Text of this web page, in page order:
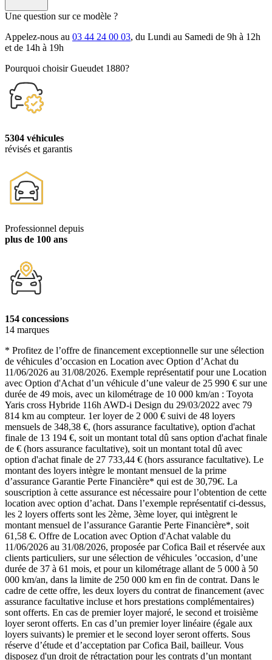
Une question sur ce modèle ?
Appelez-nous au 03 44 24 00 03, du Lundi au Samedi de 9h à 12h
et de 14h à 19h
Pourquoi choisir Gueudet 1880?
5304 véhicules
révisés et garantis
Professionnel depuis
plus de 100 ans
154 concessions
14 marques
* Profitez de l’offre de financement exceptionnelle sur une sélection
de véhicules d’occasion en Location avec Option d’Achat du
11/06/2026 au 31/08/2026. Exemple représentatif pour une Location
avec Option d'Achat d’un véhicule d’une valeur de 25 990 € sur une
durée de 49 mois, avec un kilométrage de 10 000 km/an : Toyota
Yaris cross Hybride 116h AWD-i Design du 29/03/2022 avec 79
814 km au compteur. 1er loyer de 2 000 € suivi de 48 loyers
mensuels de 348,38 €, (hors assurance facultative), option d'achat
finale de 13 194 €, soit un montant total dû sans option d'achat finale
de € (hors assurance facultative), soit un montant total dû avec
option d'achat finale de 27 733,44 € (hors assurance facultative). Le
montant des loyers intègre le montant mensuel de la prime
d’assurance Garantie Perte Financière* qui est de 30,79€. La
souscription à cette assurance est nécessaire pour l’obtention de cette
location avec option d’achat. Dans l’exemple représentatif ci-dessus,
les 2 loyers offerts sont les 2ème, 3ème loyer, qui intègrent le
montant mensuel de l’assurance Garantie Perte Financière*, soit
61,58 €. Offre de Location avec Option d'Achat valable du
11/06/2026 au 31/08/2026, proposée par Cofica Bail et réservée aux
clients particuliers, sur une sélection de véhicules ’occasion, d’une
durée de 37 à 61 mois, et pour un kilométrage allant de 5 000 à 50
000 km/an, dans la limite de 250 000 km en fin de contrat. Dans le
cadre de cette offre, les deux loyers du contrat de financement (avec
assurance facultative incluse et hors prestations complémentaires)
sont offerts. En cas de premier loyer majoré, le second et troisième
loyer seront offerts. En cas d’un premier loyer linéaire (égale aux
loyers suivants) le premier et le second loyer seront offerts. Sous
réserve d’étude et d’acceptation par Cofica Bail, bailleur. Vous
disposez d'un droit de rétractation pour les contrats d’un montant